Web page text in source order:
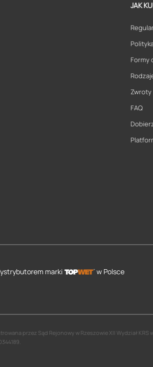
JAK
Formy
Zwroty
FAQ
marki w Polsce
przez Sąd Rejonowy w Rzeszowie XII Wydział